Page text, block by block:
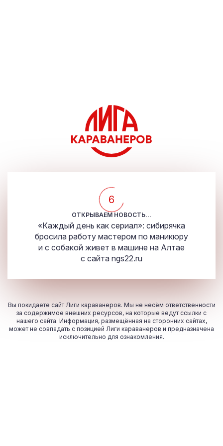
5
ОТКРЫВАЕМ НОВОСТЬ...
«Каждый день как сериал»: сибирячка
бросила работу мастером по маникюру
и с собакой живет в машине на Алтае
с сайта ngs22.ru
Вы покидаете сайт Лиги караванеров. Мы не несём ответственности
за содержимое внешних ресурсов, на которые ведут ссылки с
нашего сайта. Информация, размещённая на сторонних сайтах,
может не совпадать с позицией Лиги караванеров и предназначена
исключительно для ознакомления.